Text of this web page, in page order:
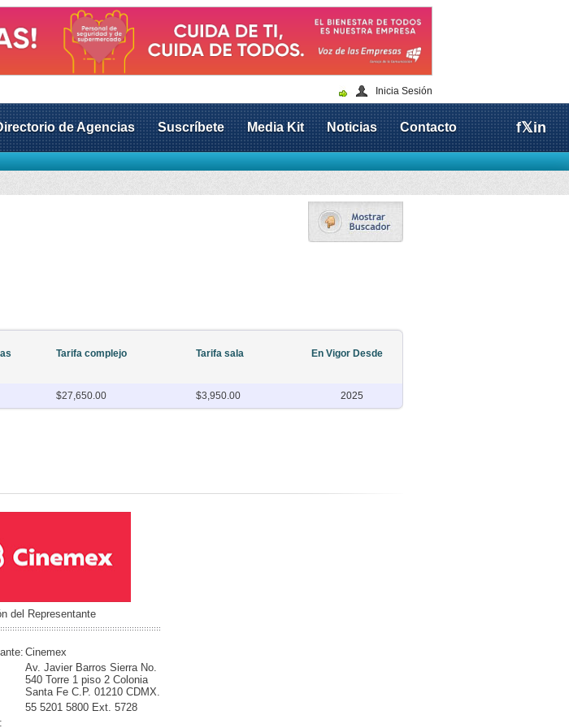
Inicia Sesión
de Agencias Suscríbete Media Kit Noticias Contacto f𝕏in
Tarifa complejo Tarifa sala En Vigor Desde
$27,650.00 $3,950.00 2025
del Representante
Cinemex
Av. Javier Barros Sierra No.
540 Torre 1 piso 2 Colonia
Santa Fe C.P. 01210 CDMX.
55 5201 5800 Ext. 5728